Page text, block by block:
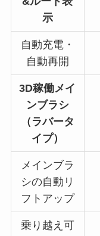
示
自動充電・
自動再開
3D稼働メイ
ンブラシ
（ラバータ
イプ）
メインブラ
シの自動リ
フトアップ
乗り越え可